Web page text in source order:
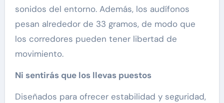
sonidos del entorno. Además, los audífonos
pesan alrededor de 33 gramos, de modo que
los corredores pueden tener libertad de
movimiento.
Ni sentirás que los llevas puestos
Diseñados para ofrecer estabilidad y seguridad,